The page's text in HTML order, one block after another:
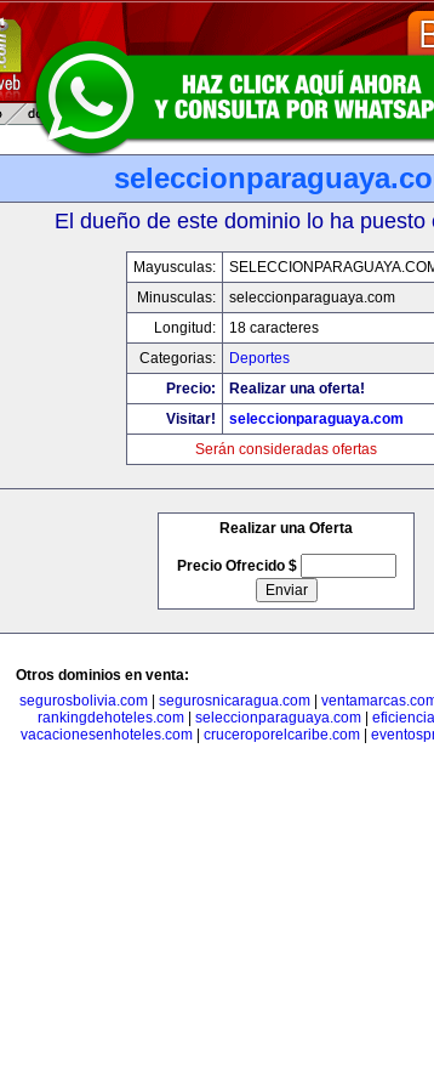
El dueño de este dominio lo ha puesto
Mayusculas:
Minusculas:
seleccionparaguaya.com
Longitud:
18 caracteres
Categorias:
Deportes
Precio:
Realizar una oferta!
Visitar!
seleccionparaguaya.com
Serán consideradas ofertas
Realizar una Oferta
Precio Ofrecido $
Otros dominios en venta:
segurosbolivia.com| segurosnicaragua.com|
rankingdehoteles.com| seleccionparaguaya.com|
vacacionesenhoteles.com
cruceroporelcaribe.com